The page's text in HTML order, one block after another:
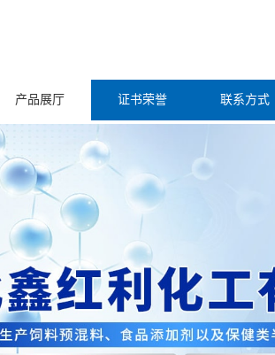
产品展厅 证书荣誉 联系方式